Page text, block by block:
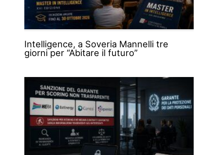
Intelligence, a Soveria Mannelli tre
giorni per “Abitare il futuro”